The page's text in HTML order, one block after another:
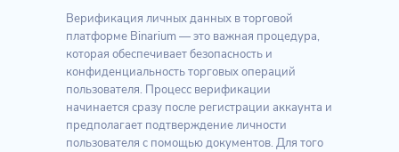
Верификация личных данных в торговой
платформе Binarium — это важная процедура,
которая обеспечивает безопасность и
конфиденциальность торговых операций
пользователя. Процесс верификации
начинается сразу после регистрации аккаунта и
предполагает подтверждение личности
пользователя с помощью документов. Для того